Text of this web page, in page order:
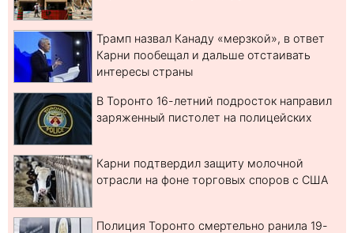
Трамп назвал Канаду «мерзкой», в ответ
Карни пообещал и дальше отстаивать
интересы страны
В Торонто 16-летний подросток направил
заряженный пистолет на полицейских
Карни подтвердил защиту молочной
отрасли на фоне торговых споров с США
Полиция Торонто смертельно ранила 19-